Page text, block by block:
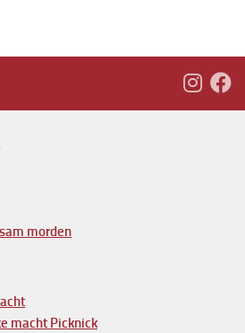
morden
macht Picknick